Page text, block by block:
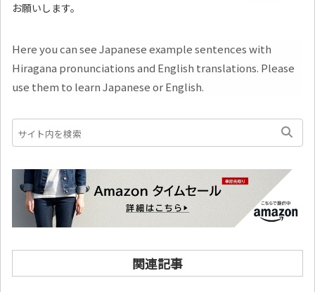
お願いします。
Here you can see Japanese example sentences with
Hiragana pronunciations and English translations. Please
use them to learn Japanese or English.
関連記事